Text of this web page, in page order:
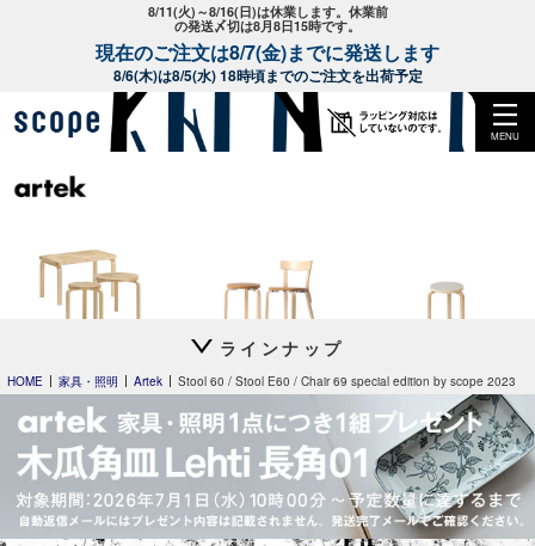
8/11(火)～8/16(日)は休業します。休業前
の発送〆切は8月8日15時です。
現在のご注文は8/7(金)までに発送します
8/6(木)は8/5(水) 18時頃までのご注文を出荷予定
MENU
special edition
by scope 2023
別注リノリウム
ラインナップ
HOME 家具・照明 Artek Stool 60 / Stool E60 / Chair 69 special edition by scope 2023